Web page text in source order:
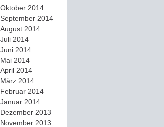
Oktober 2014
September 2014
August 2014
Juli 2014
Juni 2014
Mai 2014
April 2014
März 2014
Februar 2014
Januar 2014
Dezember 2013
November 2013